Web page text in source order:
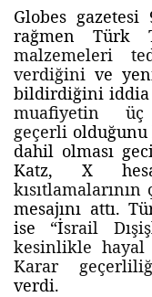
Globes gazetesi
rağmen Türk
malzemeleri
verdiğini ve
bildirdiğini iddia
muafiyetin
geçerli olduğunu
dahil olması
Katz, X
mesajını attı.
ise “İsrail
kesinlikle hayal
Karar
verdi.